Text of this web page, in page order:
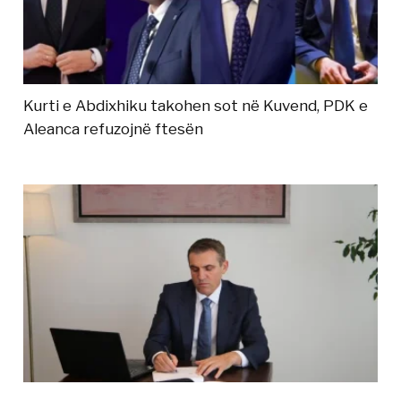
Kurti e Abdixhiku takohen sot në Kuvend, PDK e
Aleanca refuzojnë ftesën